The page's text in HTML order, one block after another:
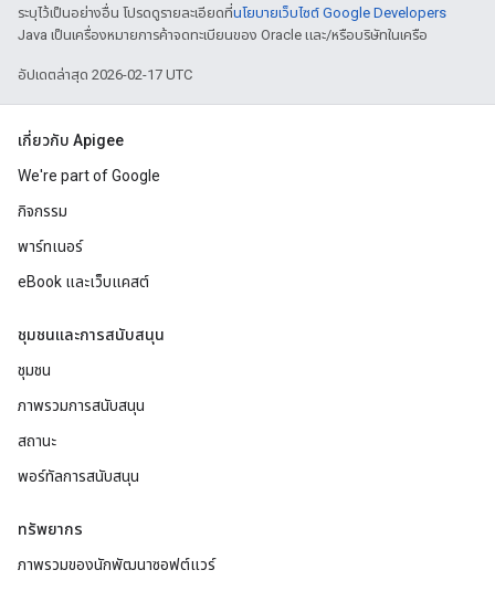
ระบุไว้เป็นอย่างอื่น โปรดดูรายละเอียดที่นโยบายเว็บไซต์ Google Developers
Java เป็นเครื่องหมายการค้าจดทะเบียนของ Oracle และ/หรือบริษัทในเครือ
อัปเดตล่าสุด 2026-02-17 UTC
เกี่ยวกับ Apigee
We're part of Google
กิจกรรม
พาร์ทเนอร์
eBook และเว็บแคสต์
ชุมชนและการสนับสนุน
ชุมชน
ภาพรวมการสนับสนุน
สถานะ
พอร์ทัลการสนับสนุน
ทรัพยากร
ภาพรวมของนักพัฒนาซอฟต์แวร์